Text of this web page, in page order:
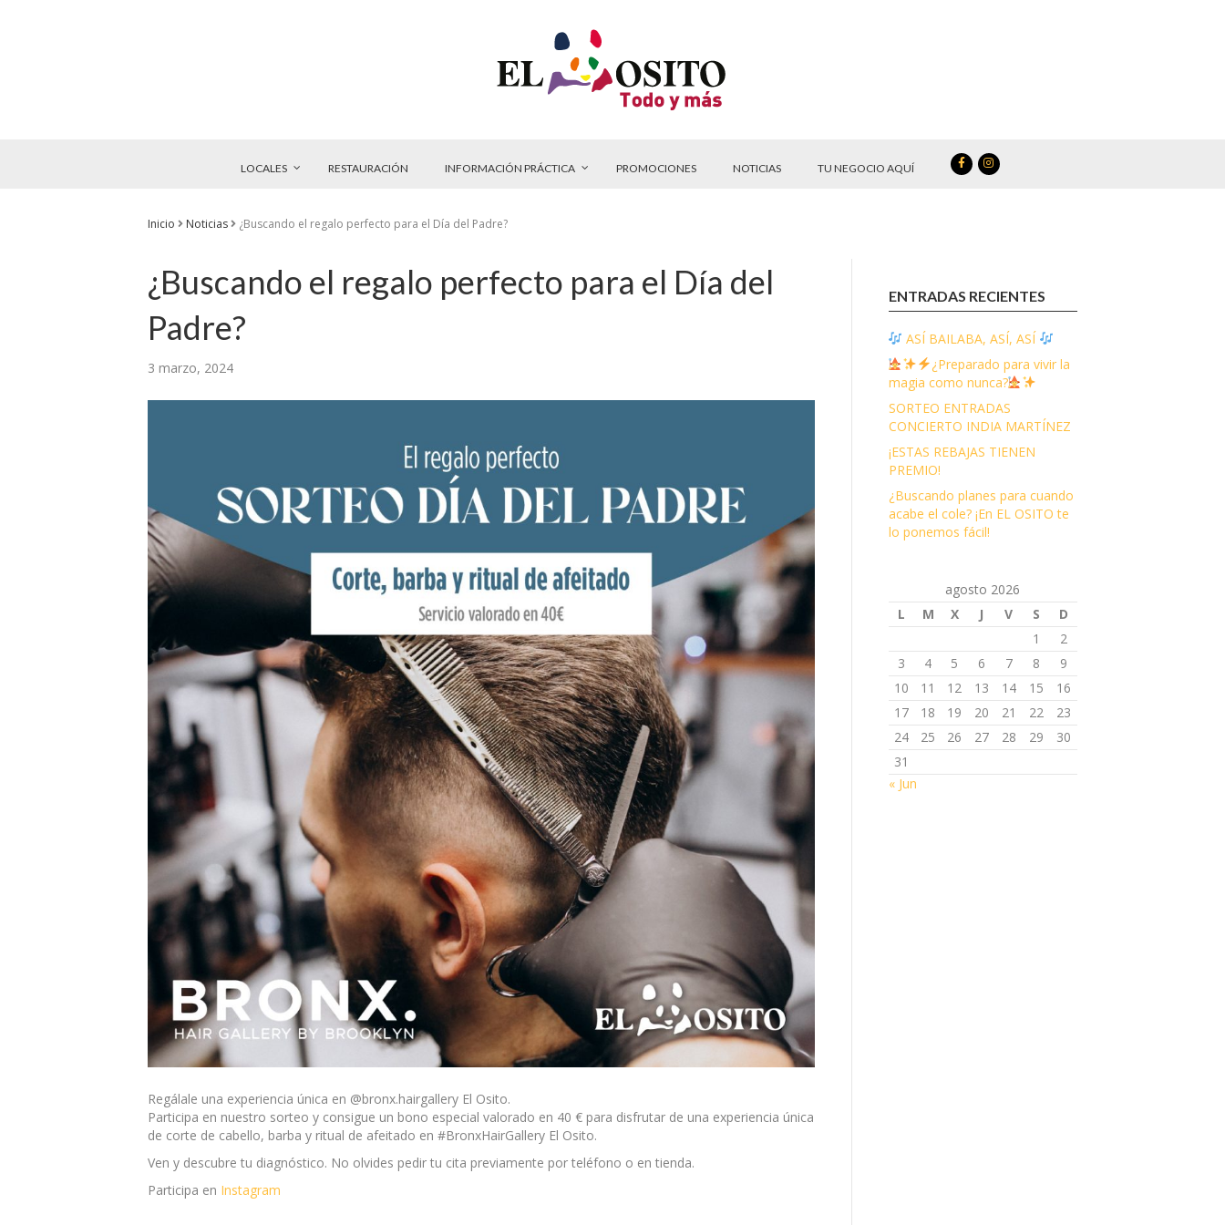
LOCALES RESTAURACIÓN INFORMACIÓN PRÁCTICA PROMOCIONES NOTICIAS TU NEGOCIO AQUÍ
Inicio Noticias ¿Buscando el regalo perfecto para el Día del Padre?
¿Buscando el regalo perfecto para el Día del
Padre?
3 marzo, 2024
Regálale una experiencia única en @bronx.hairgallery El Osito.
Participa en nuestro sorteo y consigue un bono especial valorado en 40 € para disfrutar de una experiencia única
de corte de cabello, barba y ritual de afeitado en #BronxHairGallery El Osito.
Ven y descubre tu diagnóstico. No olvides pedir tu cita previamente por teléfono o en tienda.
Participa en Instagram
ENTRADAS RECIENTES
ASÍ BAILABA, ASÍ, ASÍ
¿Preparado para vivir la
magia como nunca?
SORTEO ENTRADAS
CONCIERTO INDIA MARTÍNEZ
¡ESTAS REBAJAS TIENEN
PREMIO!
¿Buscando planes para cuando
acabe el cole? ¡En EL OSITO te
lo ponemos fácil!
agosto 2026
L
M X J V S
D
1
2
3
4 5 6 7 8
9
10
11 12 13 14 15
16
17
18 19 20 21 22
23
24
25 26 27 28 29
30
31
« Jun